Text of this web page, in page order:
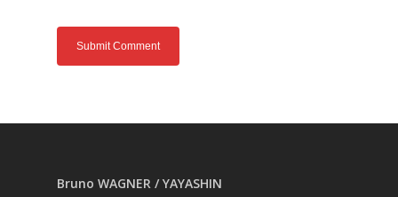
Bruno WAGNER / YAYASHIN